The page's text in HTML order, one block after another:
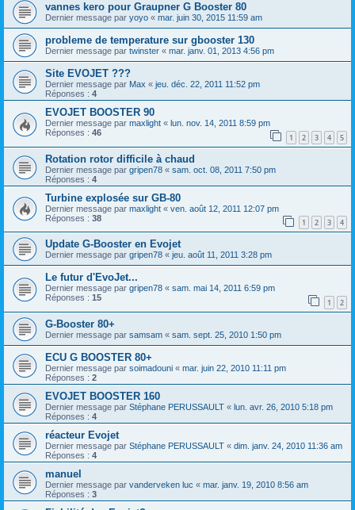
vannes kero pour Graupner G Booster 80
Dernier message par yoyo « mar. juin 30, 2015 11:59 am
probleme de temperature sur gbooster 130
Dernier message par twinster « mar. janv. 01, 2013 4:56 pm
Site EVOJET ???
Dernier message par Max « jeu. déc. 22, 2011 11:52 pm
Réponses : 4
EVOJET BOOSTER 90
Dernier message par maxlight « lun. nov. 14, 2011 8:59 pm
Réponses : 46 1 2 3 4 5
Rotation rotor difficile à chaud
Dernier message par gripen78 « sam. oct. 08, 2011 7:50 pm
Réponses : 4
Turbine explosée sur GB-80
Dernier message par maxlight « ven. août 12, 2011 12:07 pm
Réponses : 38 1 2 3 4
Update G-Booster en Evojet
Dernier message par gripen78 « jeu. août 11, 2011 3:28 pm
Le futur d'EvoJet...
Dernier message par gripen78 « sam. mai 14, 2011 6:59 pm
Réponses : 15 1 2
G-Booster 80+
Dernier message par samsam « sam. sept. 25, 2010 1:50 pm
ECU G BOOSTER 80+
Dernier message par soimadouni « mar. juin 22, 2010 11:11 pm
Réponses : 2
EVOJET BOOSTER 160
Dernier message par Stéphane PERUSSAULT « lun. avr. 26, 2010 5:18 pm
Réponses : 4
réacteur Evojet
Dernier message par Stéphane PERUSSAULT « dim. janv. 24, 2010 11:36 am
Réponses : 4
manuel
Dernier message par vanderveken luc « mar. janv. 19, 2010 8:56 am
Réponses : 3